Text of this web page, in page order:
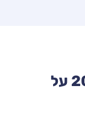
מדרגות מס הכנסה שנת 2021 על